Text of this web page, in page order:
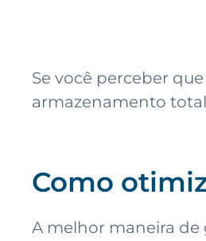
Se você perceber
armazenamento total
Como
A melhor maneira